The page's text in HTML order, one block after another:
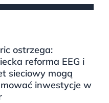
ostrzega:
reforma EEG i
sieciowy mogą
inwestycje w